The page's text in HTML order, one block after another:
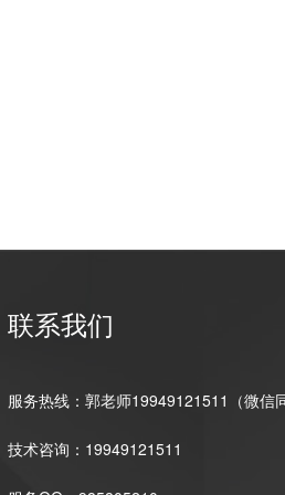
联系我们
服务热线：郭老师19949121511（微信
技术咨询：19949121511